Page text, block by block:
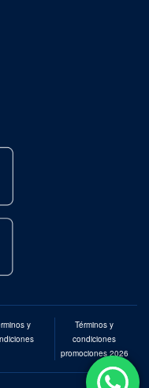
y
Términos y
condiciones
promociones 2026